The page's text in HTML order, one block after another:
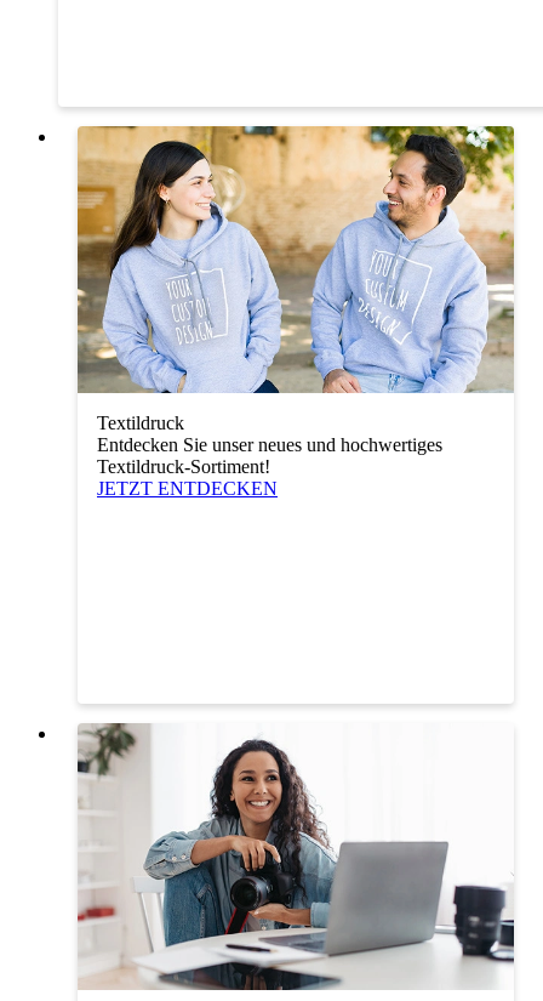
Textildruck
Entdecken Sie unser neues und hochwertiges
Textildruck-Sortiment!
JETZT ENTDECKEN